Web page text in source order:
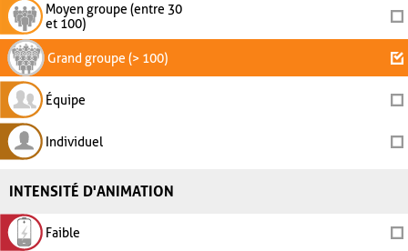
Moyen groupe (entre 30
et 100)
Grand groupe (> 100)
Équipe
Individuel
INTENSITÉ D'ANIMATION
Faible